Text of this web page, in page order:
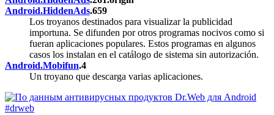
Android.HiddenAds.659
Los troyanos destinados para visualizar la publicidad
importuna. Se difunden por otros programas nocivos como si
fueran aplicaciones populares. Estos programas en algunos
casos los instalan en el catálogo de sistema sin autorización.
Android.Mobifun.4
Un troyano que descarga varias aplicaciones.